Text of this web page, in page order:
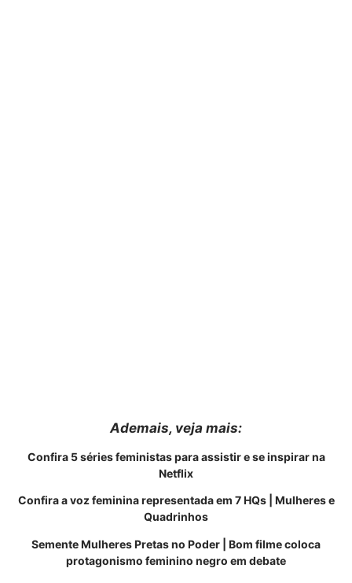
Ademais, veja mais:
Confira 5 séries feministas para assistir e se inspirar na
Netflix
Confira a voz feminina representada em 7 HQs | Mulheres e
Quadrinhos
Semente Mulheres Pretas no Poder | Bom filme coloca
protagonismo feminino negro em debate